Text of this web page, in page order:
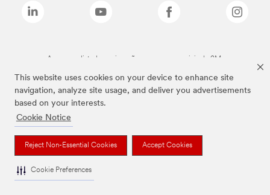
This website uses cookies on your device to enhance site
navigation, analyze site usage, and deliver you advertisements
based on your interests.
Cookie Notice
Reject Non-Essential Cookies Accept Cookies
Cookie Preferences
As marcas listadas a cima são marcas comerciais da 3M.